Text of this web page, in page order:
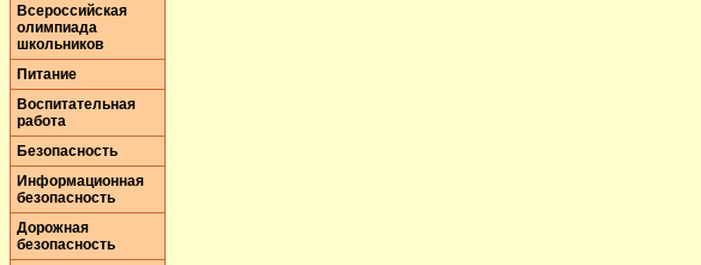
Всероссийская
олимпиада
школьников
Питание
Воспитательная
работа
Безопасность
Информационная
безопасность
Дорожная
безопасность